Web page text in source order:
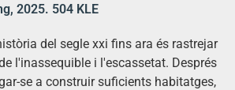
2025. 504 KLE
del segle xxi fins ara és rastrejar
l'inassequible i l'escassetat. Després
se a construir suficients habitatges,